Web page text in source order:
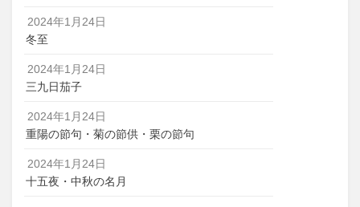
2024年1月24日
冬至
2024年1月24日
三九日茄子
2024年1月24日
重陽の節句・菊の節供・栗の節句
2024年1月24日
十五夜・中秋の名月